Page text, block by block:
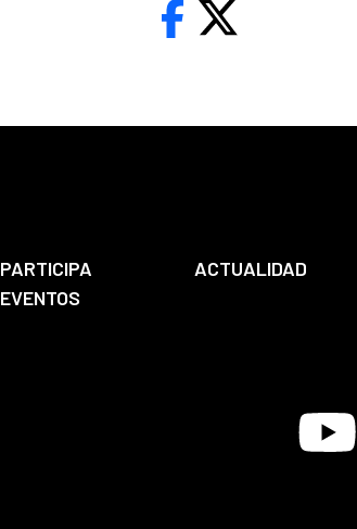
PARTICIPA
ACTUALIDAD
EVENTOS
Youtube